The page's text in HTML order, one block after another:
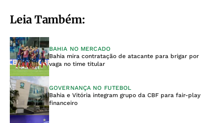
Leia Também:
BAHIA NO MERCADO
Bahia mira contratação de atacante para brigar por
vaga no time titular
GOVERNANÇA NO FUTEBOL
Bahia e Vitória integram grupo da CBF para fair-play
financeiro